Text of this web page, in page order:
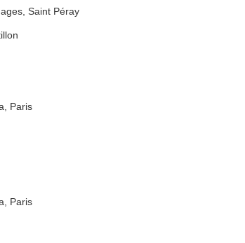
Saint Péray
Paris
Paris